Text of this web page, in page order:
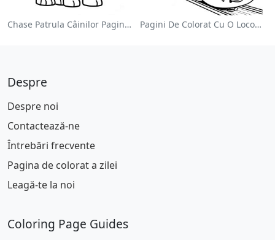
Chase Patrula Câinilor Pagina De Colorat Pagini De Colorat Cu O Locomotivă Colorată
Despre
Despre noi
Contactează-ne
Întrebări frecvente
Pagina de colorat a zilei
Leagă-te la noi
Coloring Page Guides